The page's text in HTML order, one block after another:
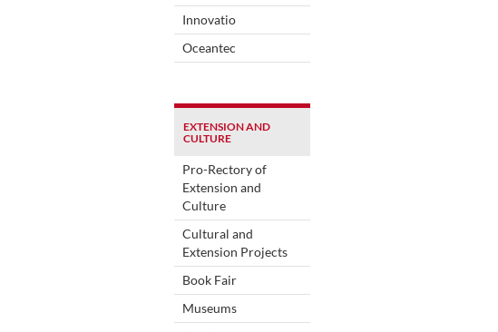
Innovatio
Oceantec
EXTENSION AND
CULTURE
Pro-Rectory of
Extension and
Culture
Cultural and
Extension Projects
Book Fair
Museums